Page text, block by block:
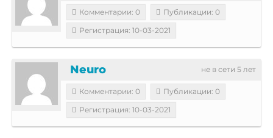
Комментарии: 0
Публикации: 0
Регистрация: 10-03-2021
не в сети 5 лет
Neuro
Комментарии: 0
Публикации: 0
Регистрация: 10-03-2021